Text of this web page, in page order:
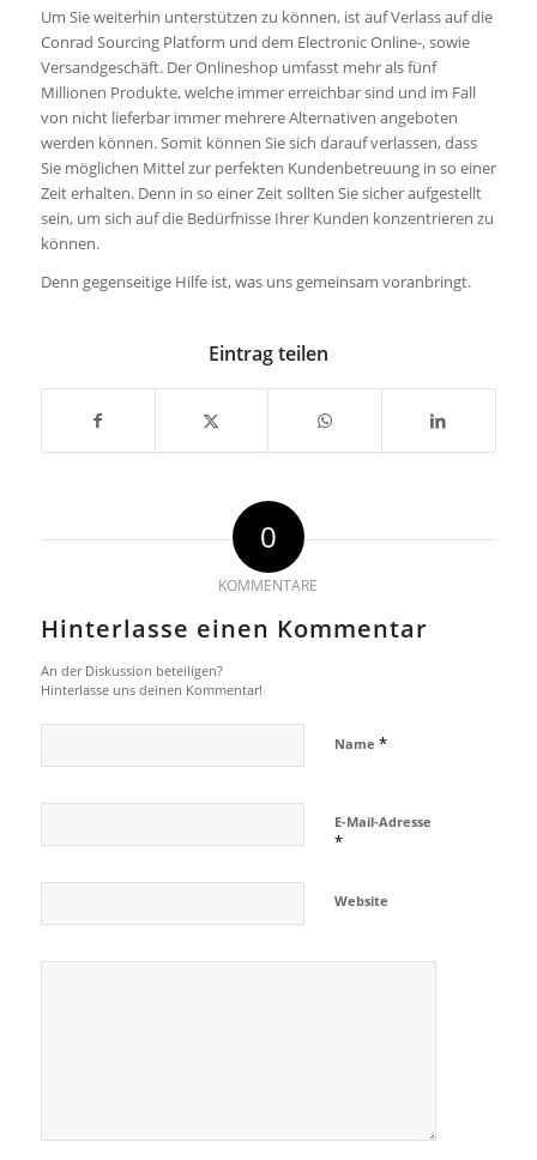
Um Sie weiterhin unterstützen zu können, ist auf Verlass auf die
Conrad Sourcing Platform und dem Electronic Online-, sowie
Versandgeschäft. Der Onlineshop umfasst mehr als fünf
Millionen Produkte, welche immer erreichbar sind und im Fall
von nicht lieferbar immer mehrere Alternativen angeboten
werden können. Somit können Sie sich darauf verlassen, dass
Sie möglichen Mittel zur perfekten Kundenbetreuung in so einer
Zeit erhalten. Denn in so einer Zeit sollten Sie sicher aufgestellt
sein, um sich auf die Bedürfnisse Ihrer Kunden konzentrieren zu
können.
Denn gegenseitige Hilfe ist, was uns gemeinsam voranbringt.
Eintrag teilen
0
KOMMENTARE
Hinterlasse einen Kommentar
An der Diskussion beteiligen?
Hinterlasse uns deinen Kommentar!
Name *
E-Mail-Adresse
*
Website